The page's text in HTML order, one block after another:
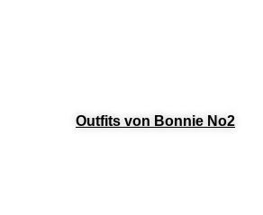
Outfits von Bonnie No2